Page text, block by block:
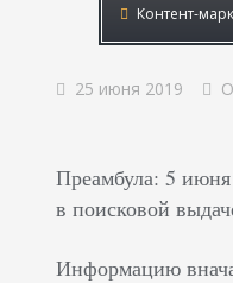
Контент-
25 июня 2019
Преамбула: 5 июня
в поисковой
Информацию